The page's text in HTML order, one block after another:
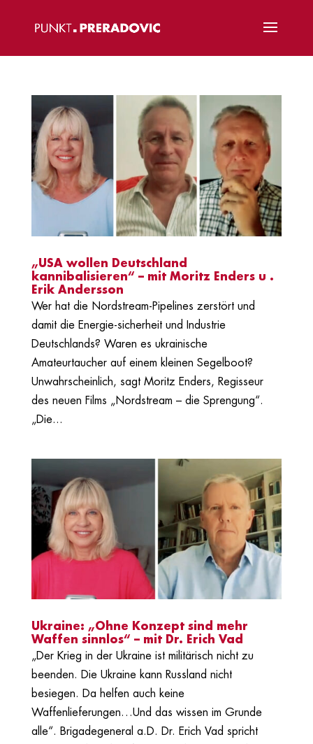
„USA wollen Deutschland
kannibalisieren“ – mit Moritz Enders u .
Erik Andersson
Wer hat die Nordstream-Pipelines zerstört und
damit die Energie-sicherheit und Industrie
Deutschlands? Waren es ukrainische
Amateurtaucher auf einem kleinen Segelboot?
Unwahrscheinlich, sagt Moritz Enders, Regisseur
des neuen Films „Nordstream – die Sprengung“.
„Die...
Ukraine: „Ohne Konzept sind mehr
Waffen sinnlos“ – mit Dr. Erich Vad
„Der Krieg in der Ukraine ist militärisch nicht zu
beenden. Die Ukraine kann Russland nicht
besiegen. Da helfen auch keine
Waffenlieferungen…Und das wissen im Grunde
alle“. Brigadegeneral a.D. Dr. Erich Vad spricht